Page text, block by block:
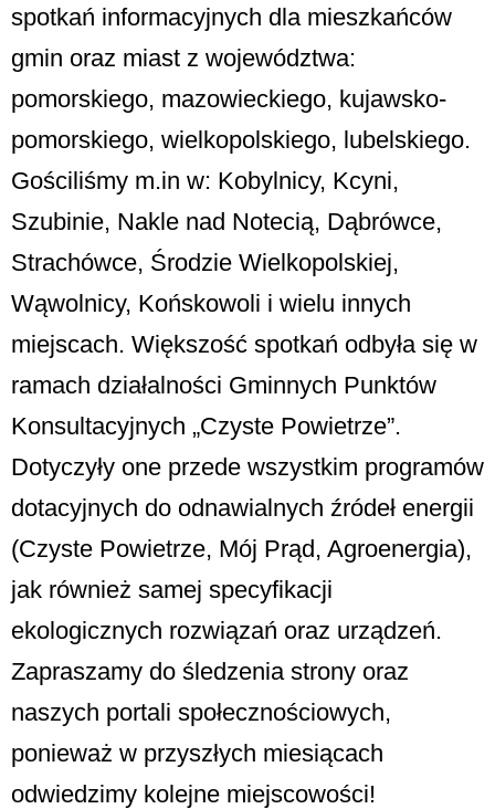
spotkań informacyjnych dla mieszkańców
gmin oraz miast z województwa:
pomorskiego, mazowieckiego, kujawsko-
pomorskiego, wielkopolskiego, lubelskiego.
Gościliśmy m.in w: Kobylnicy, Kcyni,
Szubinie, Nakle nad Notecią, Dąbrówce,
Strachówce, Środzie Wielkopolskiej,
Wąwolnicy, Końskowoli i wielu innych
miejscach. Większość spotkań odbyła się w
ramach działalności Gminnych Punktów
Konsultacyjnych „Czyste Powietrze”.
Dotyczyły one przede wszystkim programów
dotacyjnych do odnawialnych źródeł energii
(Czyste Powietrze, Mój Prąd, Agroenergia),
jak również samej specyfikacji
ekologicznych rozwiązań oraz urządzeń.
Zapraszamy do śledzenia strony oraz
naszych portali społecznościowych,
ponieważ w przyszłych miesiącach
odwiedzimy kolejne miejscowości!